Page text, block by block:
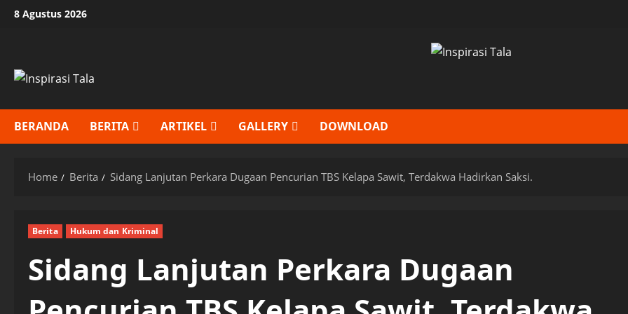
Skip8 Agustus 2026
BERANDA BERITA ARTIKEL GALLERY DOWNLOAD
Home Berita Sidang Lanjutan Perkara Dugaan Pencurian TBS Kelapa Sawit, Terdakwa Hadirkan Saksi.
Berita Hukum dan Kriminal
Sidang Lanjutan Perkara Dugaan